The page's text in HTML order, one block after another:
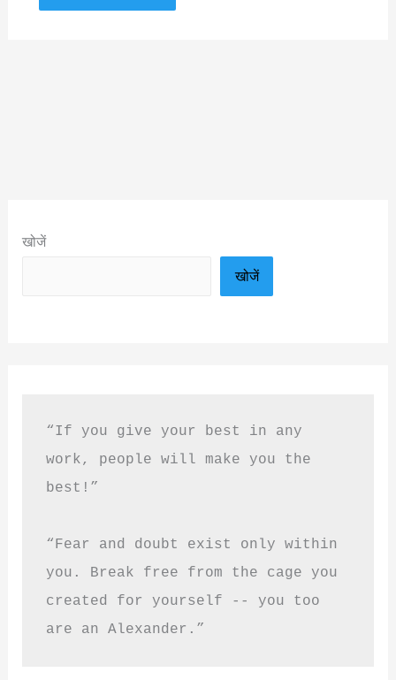
खोजें
खोजें
“If you give your best in any
work, people will make you the
best!”
“Fear and doubt exist only within
you. Break free from the cage you
created for yourself -- you too
are an Alexander.”